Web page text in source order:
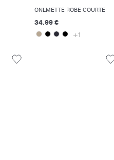
ONLMETTE ROBE COURTE
34.99 €
+1